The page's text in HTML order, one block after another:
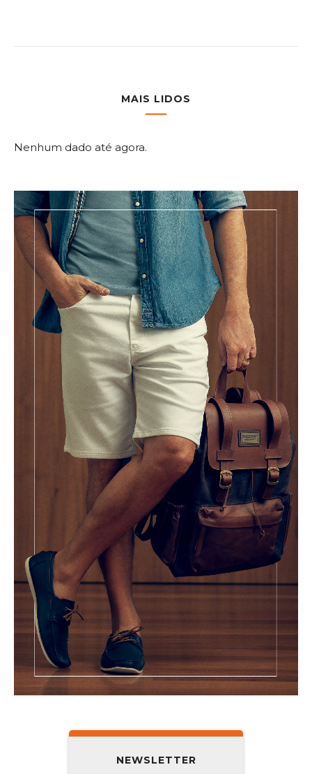
MAIS LIDOS
Nenhum dado até agora.
NEWSLETTER